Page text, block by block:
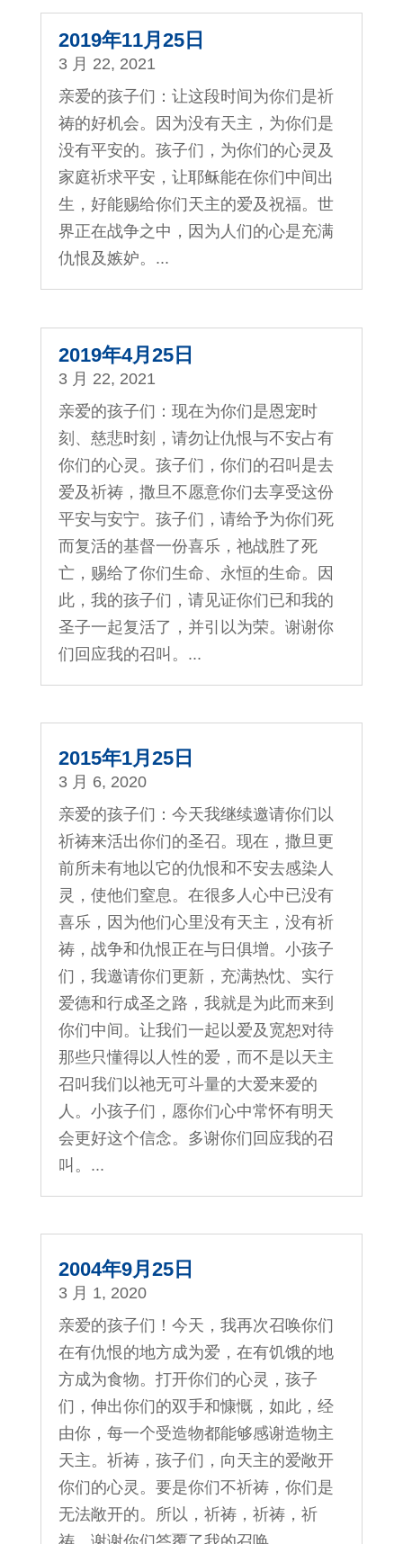
2019年11月25日
3 月 22, 2021
亲爱的孩子们：让这段时间为你们是祈
祷的好机会。因为没有天主，为你们是
没有平安的。孩子们，为你们的心灵及
家庭祈求平安，让耶稣能在你们中间出
生，好能赐给你们天主的爱及祝福。世
界正在战争之中，因为人们的心是充满
仇恨及嫉妒。...
2019年4月25日
3 月 22, 2021
亲爱的孩子们：现在为你们是恩宠时
刻、慈悲时刻，请勿让仇恨与不安占有
你们的心灵。孩子们，你们的召叫是去
爱及祈祷，撒旦不愿意你们去享受这份
平安与安宁。孩子们，请给予为你们死
而复活的基督一份喜乐，祂战胜了死
亡，赐给了你们生命、永恒的生命。因
此，我的孩子们，请见证你们已和我的
圣子一起复活了，并引以为荣。谢谢你
们回应我的召叫。...
2015年1月25日
3 月 6, 2020
亲爱的孩子们：今天我继续邀请你们以
祈祷来活出你们的圣召。现在，撒旦更
前所未有地以它的仇恨和不安去感染人
灵，使他们窒息。在很多人心中已没有
喜乐，因为他们心里没有天主，没有祈
祷，战争和仇恨正在与日俱增。小孩子
们，我邀请你们更新，充满热忱、实行
爱德和行成圣之路，我就是为此而来到
你们中间。让我们一起以爱及宽恕对待
那些只懂得以人性的爱，而不是以天主
召叫我们以祂无可斗量的大爱来爱的
人。小孩子们，愿你们心中常怀有明天
会更好这个信念。多谢你们回应我的召
叫。...
2004年9月25日
3 月 1, 2020
亲爱的孩子们！今天，我再次召唤你们
在有仇恨的地方成为爱，在有饥饿的地
方成为食物。打开你们的心灵，孩子
们，伸出你们的双手和慷慨，如此，经
由你，每一个受造物都能够感谢造物主
天主。祈祷，孩子们，向天主的爱敞开
你们的心灵。要是你们不祈祷，你们是
无法敞开的。所以，祈祷，祈祷，祈